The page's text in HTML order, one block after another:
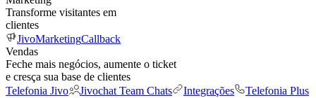
Transforme visitantes em
clientes
JivoMarketingCallback
Vendas
Feche mais negócios, aumente o ticket
e cresça sua base de clientes
Telefonia Jivo
Jivochat Team Chats Integrações
Telefonia Plus